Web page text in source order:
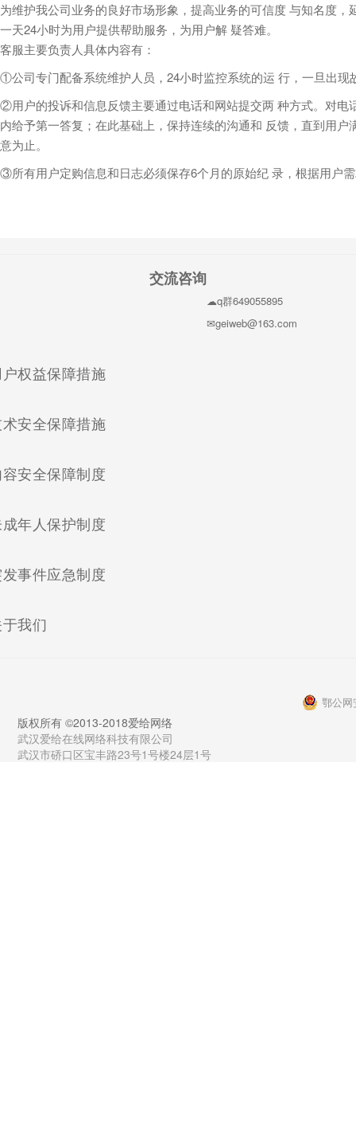
为维护我公司业务的良好市场形象，提高业务的可信度 与知名度
一天24小时为用户提供帮助服务，为用户解 疑答难。
客服主要负责人具体内容有：
①公司专门配备系统维护人员，24小时监控系统的运 行，一旦出
②用户的投诉和信息反馈主要通过电话和网站提交两 种方式。对
内给予第一答复；在此基础上，保持连续的沟通和 反馈，直到用
意为止。
③所有用户定购信息和日志必须保存6个月的原始纪 录，根据用户
交流咨询
q群649055895
geiweb@163.com
权益保障措施(current)
安全保障措施(current)
安全保障制度
年人保护制度
事件应急制度
我们
鄂公网
版权所有 ©2013-2018爱给网络
武汉爱给在线网络科技有限公司
武汉市硚口区宝丰路23号1号楼24层1号